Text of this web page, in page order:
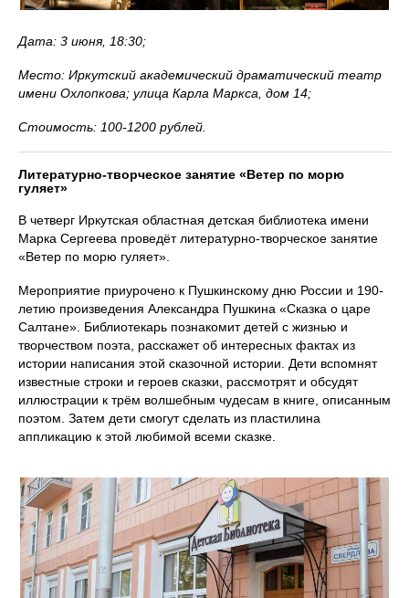
Дата: 3 июня, 18:30;
Место: Иркутский академический драматический театр
имени Охлопкова; улица Карла Маркса, дом 14;
Стоимость: 100-1200 рублей.
Литературно-творческое занятие «Ветер по морю
гуляет»
В четверг Иркутская областная детская библиотека имени
Марка Сергеева проведёт литературно-творческое занятие
«Ветер по морю гуляет».
Мероприятие приурочено к Пушкинскому дню России и 190-
летию произведения Александра Пушкина «Сказка о царе
Салтане». Библиотекарь познакомит детей с жизнью и
творчеством поэта, расскажет об интересных фактах из
истории написания этой сказочной истории. Дети вспомнят
известные строки и героев сказки, рассмотрят и обсудят
иллюстрации к трём волшебным чудесам в книге, описанным
поэтом. Затем дети смогут сделать из пластилина
аппликацию к этой любимой всеми сказке.